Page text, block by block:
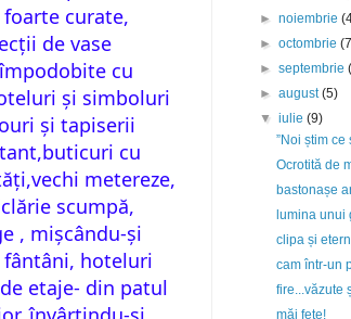
curate,
de vase
cu
și simboluri
și tapiserii
cu
metereze,
scumpă,
, mișcându-și
hoteluri
etaje- din patul
►noiembrie
►octombrie
►septembrie
►august(5)
▼iulie(9)
”Noi știm ce
Ocrotită de
bastonașe
lumina unui
clipa și
cam într-un
fire...văzute
măi fete!